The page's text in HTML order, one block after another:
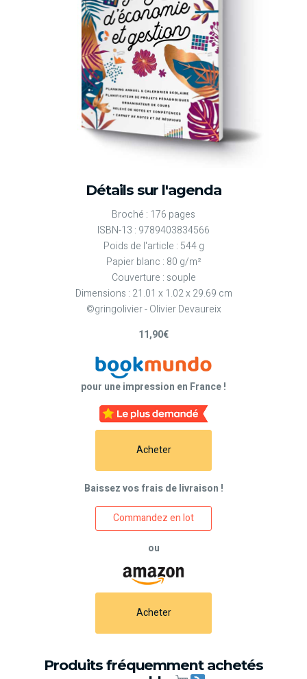
Détails sur l'agenda
Broché : 176 pages
ISBN-13 : 9789403834566
Poids de l'article : 544 g
Papier blanc : 80 g/m²
Couverture : souple
Dimensions : 21.01 x 1.02 x 29.69 cm
©gringolivier - Olivier Devaureix
11,90€
pour une impression en France !
Acheter
Baissez vos frais de livraison !
Commandez en lot
ou
Acheter
Produits fréquemment achetés